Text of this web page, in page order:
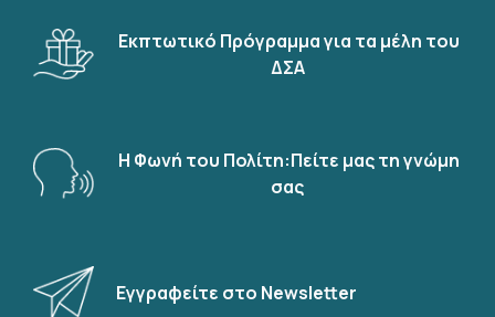
Εκπτωτικό Πρόγραμμα για τα μέλη του
ΔΣΑ
Η Φωνή του Πολίτη:Πείτε μας τη γνώμη
σας
Εγγραφείτε στο Newsletter